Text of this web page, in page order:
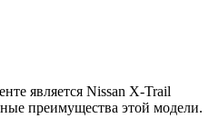
является Nissan X-Trail
преимущества этой модели.